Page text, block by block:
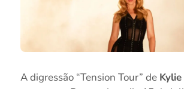
A digressão “Tension Tour” de